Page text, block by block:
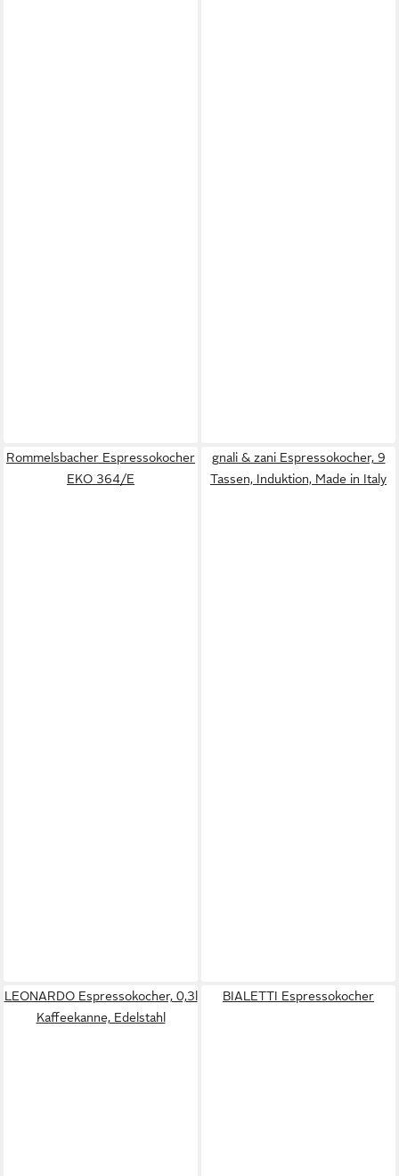
Rommelsbacher Espressokocher
EKO 364/E
gnali & zani Espressokocher, 9
Tassen, Induktion, Made in Italy
LEONARDO Espressokocher, 0,3l
Kaffeekanne, Edelstahl
BIALETTI Espressokocher